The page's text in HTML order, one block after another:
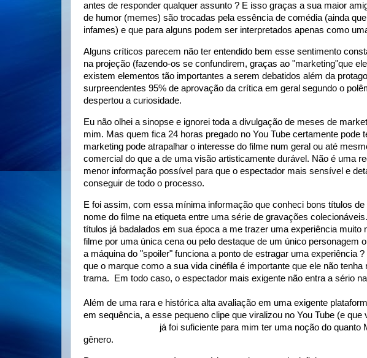
antes de responder qualquer assunto ? E isso graças a sua maior
de humor (memes) são trocadas pela essência de comédia (ainda
infames) e que para alguns podem ser interpretados apenas como
Alguns críticos parecem não ter entendido bem esse sentimento
na projeção (fazendo-os se confundirem, graças ao "marketing"que
existem elementos tão importantes a serem debatidos além da
surpreendentes 95% de aprovação da crítica em geral segundo o
despertou a curiosidade.
Eu não olhei a sinopse e ignorei toda a divulgação de meses de
mim. Mas quem fica 24 horas pregado no You Tube certamente
marketing pode atrapalhar o interesse do filme num geral ou até
comercial do que a de uma visão artisticamente durável. Não é uma
menor informação possível para que o espectador mais sensível e
conseguir de todo o processo.
E foi assim, com essa mínima informação que conheci bons títulos
nome do filme na etiqueta entre uma série de gravações
títulos já badalados em sua época a me trazer uma experiência muito
filme por uma única cena ou pelo destaque de um único personagem
a máquina do "spoiler" funciona a ponto de estragar uma experiência
que o marque como a sua vida cinéfila é importante que ele não
trama. Em todo caso, o espectador mais exigente não entra a sério
Além de uma rara e histórica alta avaliação em uma exigente
em sequência, a esse pequeno clipe que viralizou no You Tube (e
já foi suficiente para mim ter uma noção do quanto
gênero.